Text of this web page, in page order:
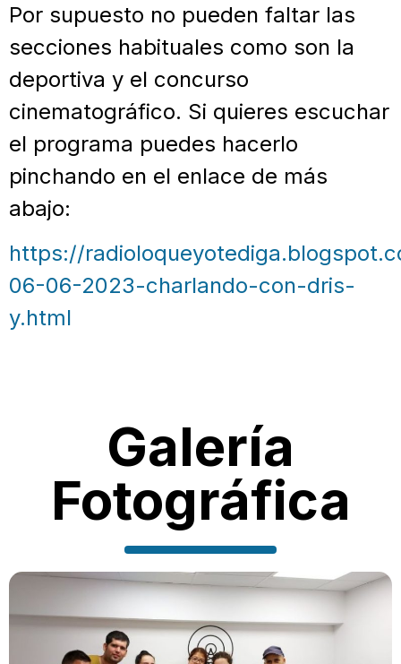
Por supuesto no pueden faltar las
secciones habituales como son la
deportiva y el concurso
cinematográfico. Si quieres escuchar
el programa puedes hacerlo
pinchando en el enlace de más
abajo:
https://
06-06-2023-charlando-con-dris-
y.html
Galería
Fotográfica